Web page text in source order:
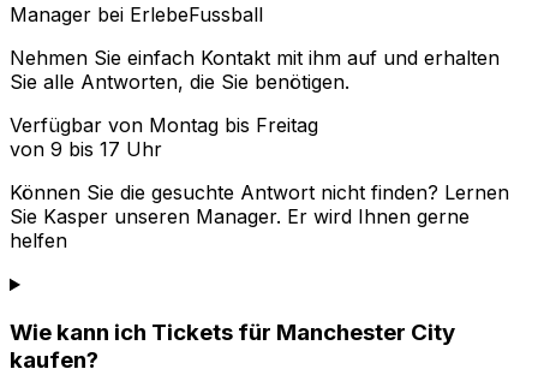
Manager bei ErlebeFussball
Nehmen Sie einfach Kontakt mit ihm auf und erhalten
Sie alle Antworten, die Sie benötigen.
Verfügbar von Montag bis Freitag
von 9 bis 17 Uhr
Können Sie die gesuchte Antwort nicht finden? Lernen
Sie Kasper unseren Manager. Er wird Ihnen gerne
helfen
Wie kann ich Tickets für Manchester City
kaufen?